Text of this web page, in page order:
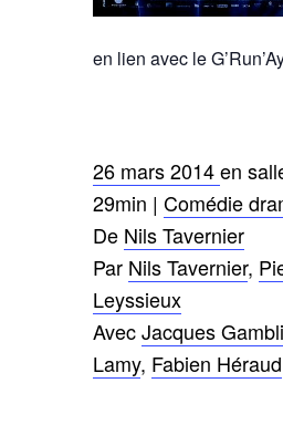
en lien avec le
26 mars 2014en
29min | Comédie
De Nils Tavernier
Par Nils Tavernier,
Leyssieux
AvecJacques
Lamy, Fabien Héraud